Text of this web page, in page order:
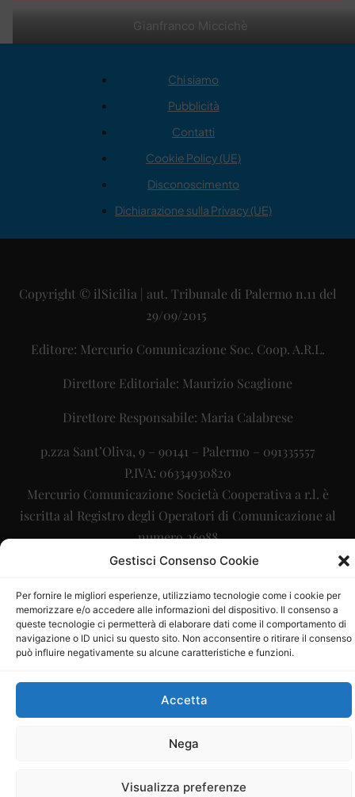
Gestisci Consenso Cookie
Per fornire le migliori esperienze, utilizziamo tecnologie come i cookie per
memorizzare e/o accedere alle informazioni del dispositivo. Il consenso a
queste tecnologie ci permetterà di elaborare dati come il comportamento di
navigazione o ID unici su questo sito. Non acconsentire o ritirare il consenso
può influire negativamente su alcune caratteristiche e funzioni.
Accetta
Nega
Visualizza preferenze
Gianfranco Miccichè
Chi siamo
Pubblicità
Contatti
Cookie Policy (UE)
Disconoscimento
Dichiarazione sulla Privacy (UE)
Copyright © ilSicilia | aut. Tribunale di Palermo n.11 del
29/09/2015
Editore: Mercurio Comunicazione Soc. Coop. A.R.L.
Direttore Editoriale: Maurizio Scaglione
Direttore Responsabile: Maria Calabrese
p.zza Sant’Oliva, 9 – 90141 – Palermo – 091335557
P.IVA: 06334930820
Mercurio Comunicazione Società Cooperativa a r.l. è
iscritta al Registro degli Operatori di Comunicazione al
numero 26988
Sito gestito da La Digitale srl – info@ladigitale.it